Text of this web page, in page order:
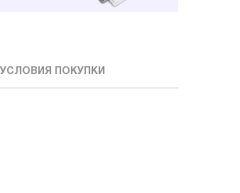
УСЛОВИЯ ПОКУПКИ